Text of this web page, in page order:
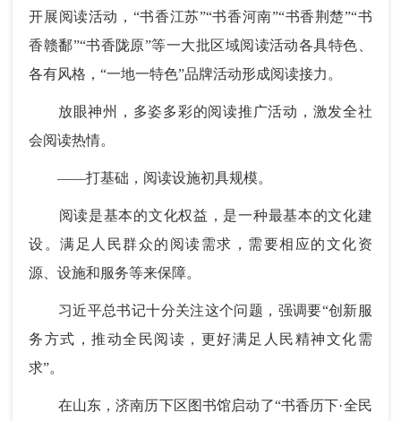
开展阅读活动，“书香江苏”“书香河南”“书香荆楚”“书
香赣鄱”“书香陇原”等一大批区域阅读活动各具特色、
各有风格，“一地一特色”品牌活动形成阅读接力。
放眼神州，多姿多彩的阅读推广活动，激发全社
会阅读热情。
——打基础，阅读设施初具规模。
阅读是基本的文化权益，是一种最基本的文化建
设。满足人民群众的阅读需求，需要相应的文化资
源、设施和服务等来保障。
习近平总书记十分关注这个问题，强调要“创新服
务方式，推动全民阅读，更好满足人民精神文化需
求”。
在山东，济南历下区图书馆启动了“书香历下·全民